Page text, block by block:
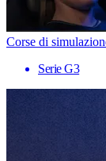
Corse di
Serie G3